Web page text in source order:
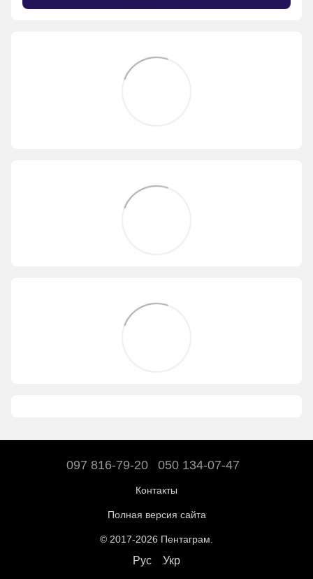
097 816-79-20 050 134-07-47
Контакты
Полная версия сайта
© 2017-2026 Пентаграм.
Рус Укр